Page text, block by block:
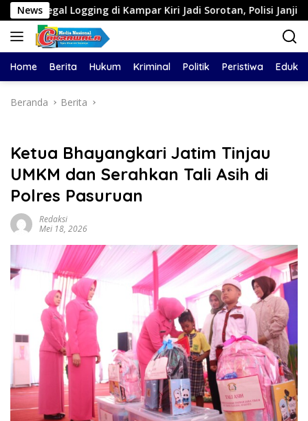
Langsung
ke
konten
News
di Kampar Kiri Jadi Sorotan, Polisi Janji Turun Mengecek
Home Berita Hukum Kriminal Politik Peristiwa
Beranda Berita
Ketua Bhayangkari Jatim Tinjau
UMKM dan Serahkan Tali Asih di
Polres Pasuruan
Redaksi
Mei 18, 2026